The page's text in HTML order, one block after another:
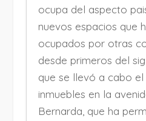
ocupa del aspecto
nuevos espacios que
ocupados por otras
desde primeros del
que se llevó a cabo
inmuebles en la
Bernarda, que ha